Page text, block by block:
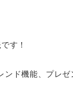
す！
ド機能、プレ